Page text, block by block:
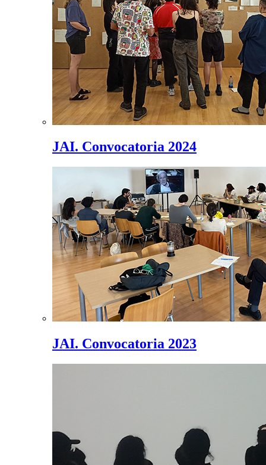
JAI. Convocatoria 2024
JAI. Convocatoria 2023